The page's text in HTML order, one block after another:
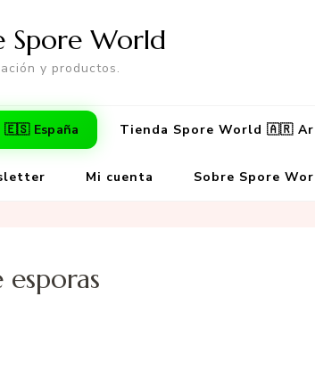
Spore World
y productos.
🇪🇸 España Tienda Spore World 🇦🇷
Mi cuenta Sobre Spore